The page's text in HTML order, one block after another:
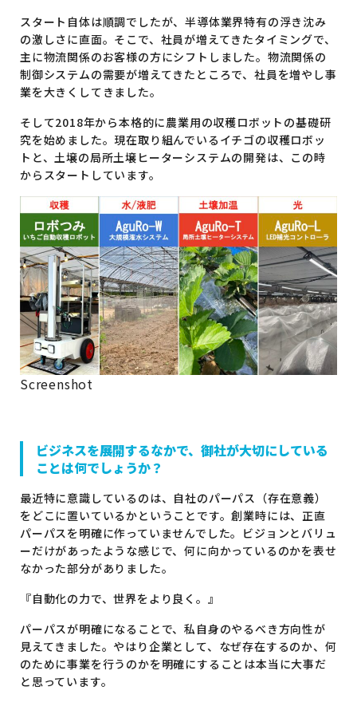
スタート自体は順調でしたが、半導体業界特有の浮き沈み
の激しさに直面。そこで、社員が増えてきたタイミングで、
主に物流関係のお客様の方にシフトしました。物流関係の
制御システムの需要が増えてきたところで、社員を増やし事
業を大きくしてきました。
そして2018年から本格的に農業用の収穫ロボットの基礎研
究を始めました。現在取り組んでいるイチゴの収穫ロボッ
トと、土壌の局所土壌ヒーターシステムの開発は、この時
からスタートしています。
Screenshot
ビジネスを展開するなかで、御社が大切にしている
ことは何でしょうか？
最近特に意識しているのは、自社のパーパス（存在意義）
をどこに置いているかということです。創業時には、正直
パーパスを明確に作っていませんでした。ビジョンとバリュ
ーだけがあったような感じで、何に向かっているのかを表せ
なかった部分がありました。
『自動化の力で、世界をより良く。』
パーパスが明確になることで、私自身のやるべき方向性が
見えてきました。やはり企業として、なぜ存在するのか、何
のために事業を行うのかを明確にすることは本当に大事だ
と思っています。